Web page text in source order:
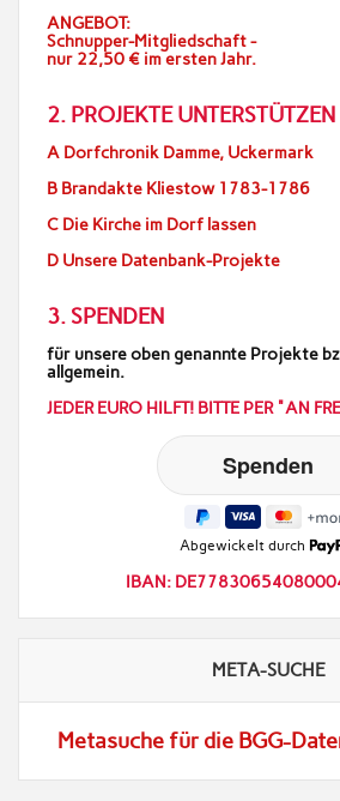
ANGEBOT:
Schnupper-Mitgliedschaft -
nur 22,50 € im ersten Jahr.
2. PROJEKTE UNTERSTÜTZEN
A Dorfchronik Damme, Uckermark
B Brandakte Kliestow 1783-1786
C Die Kirche im Dorf lassen
D Unsere Datenbank-Projekte
3. SPENDEN
für unsere oben genannte Projekte
allgemein.
JEDER EURO HILFT! BITTE PER "AN
Abgewickelt durch
IBAN:
META-SUCHE
Metasuche für die BGG-